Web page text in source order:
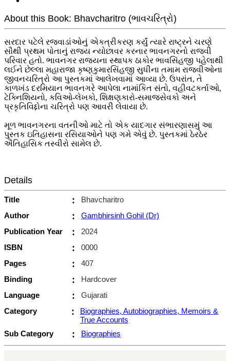
About this Book: Bhavcharitro (ભાવચરિત્રો)
સરદાર પટેલે રજવાડાંઓનું એકત્રીકરણ કર્યું ત્યારે રાષ્ટ્રને ચરણે
સૌથી પ્રથમ પોતાનું રાજ્ય ન્યોછાવર કરનાર ભાવનગરનો રાજવી
પરિવાર હતો. ભાવનગર રાજ્યના સ્થાપક ઠાકોર ભાવસિંહજી પહેલાથી
લઈને છેલ્લા મહારાજા કૃષ્ણકુમારસિંહજી સુધીના તમામ રાજવીઓના
જીવનચરિત્રો આ પુસ્તકમાં આલેખવામાં આવ્યા છે. ઉપરાંત, તે
કાળખંડ દરમિયાન ભાવનગરે આપેલા નામાંકિત સંતો, વહીવટકર્તાઓ,
ટેક્નિશિયનો, કવિઓ-લેખકો, શિક્ષણકારો-સમાજસેવકો અને
પ્રકૃતિવિદ્દોના ચરિત્રો પણ આવરી લેવાયા છે.
મૂળ ભાવનગરના વતનીઓ માટે તો એક યાદગાર સંભારણાસમું આ
પુસ્તક ઇતિહાસના રસિયાઓને પણ ગમે એવું છે. પુસ્તકમાં ઠેરઠેર
ઐતિહાસિક તસ્વીરો સામેલ છે.
Details
Title :
Bhavcharitro
Author
:
Gambhirsinh Gohil (Dr)
Publication Year
:
2024
ISBN
:
0000
Pages
:
407
Binding
:
Hardcover
Language
:
Gujarati
Category
:
Biographies, Autobiographies, Memoirs &
True Accounts
Sub Category
: Biographies